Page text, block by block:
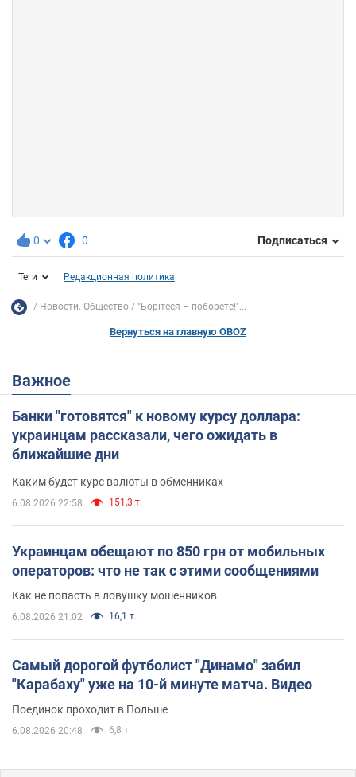
0 0 Подписаться
Теги Редакционная политика
Новости. Общество "Борітеся – поборете!"...
Вернуться на главную OBOZ
Важное
Банки "готовятся" к новому курсу доллара:
украинцам рассказали, чего ожидать в
ближайшие дни
Каким будет курс валюты в обменниках
6.08.2026 22:58 151,3 т.
Украинцам обещают по 850 грн от мобильных
операторов: что не так с этими сообщениями
Как не попасть в ловушку мошенников
6.08.2026 21:02 16,1 т.
Самый дорогой футболист "Динамо" забил
"Карабаху" уже на 10-й минуте матча. Видео
Поединок проходит в Польше
6.08.2026 20:48 6,8 т.